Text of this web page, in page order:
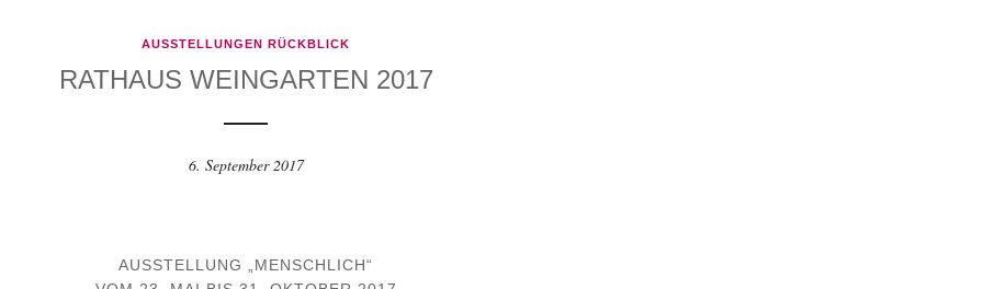
AUSSTELLUNGEN RÜCKBLICK
RATHAUS WEINGARTEN 2017
6. September 2017
AUSSTELLUNG „MENSCHLICH“